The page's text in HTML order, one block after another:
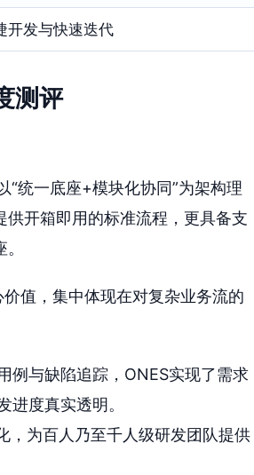
开发与快速迭代
测评
统一底座+模块化协同”为架构理
开箱即用的标准流程，更具备支
值，集中体现在对复杂业务流的
例与缺陷追踪，ONES实现了需求
度真实透明。
，为百人乃至千人级研发团队提供